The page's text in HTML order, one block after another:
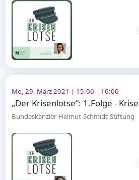
Mo, 29. März 2021 | 15:00 – 16:00
Bundeskanzler-Helmut-Schmidt-Stiftung